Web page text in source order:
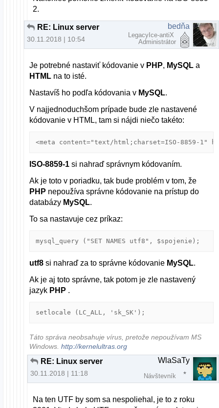
2.
RE: Linux server
30.11.2018 | 10:54
bedňa
LegacyIce-antiX
Administrátor
Je potrebné nastaviť kódovanie v PHP, MySQL a
HTML na to isté.
Nastavíš ho podľa kódovania v MySQL.
V najjednoduchšom prípade bude zle nastavené
kódovanie v HTML, tam si nájdi niečo takéto:
<meta content="text/html;charset=ISO-8859-1"
ISO-8859-1 si nahraď správnym kódovaním.
Ak je toto v poriadku, tak bude problém v tom, že
PHP nepoužíva správne kódovanie na prístup do
databázy MySQL.
To sa nastavuje cez príkaz:
mysql_query ("SET NAMES utf8", $spojenie);
utf8 si nahraď za to správne kódovanie MySQL.
Ak je aj toto správne, tak potom je zle nastavený
jazyk PHP .
setlocale (LC_ALL, 'sk_SK');
Táto správa neobsahuje vírus, pretože nepoužívam MS
Windows.http://kernelultras.org
RE: Linux server
30.11.2018 | 11:18
WlaSaTy
Návštevník
Na ten UTF by som sa nespoliehal, je to z roku